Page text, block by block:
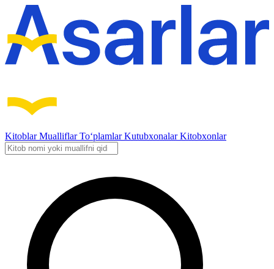
KitoblarMualliflarTo‘plamlarKutubxonalarKitobxonlar